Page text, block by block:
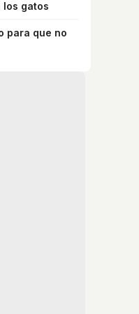
los gatos
para que no